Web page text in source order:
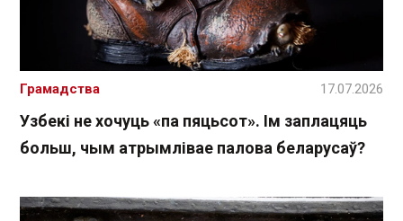
Узбекі не хочуць «па пяцьсот». Ім заплацяць
больш, чым атрымлівае палова беларусаў?
Грамадства 17.07.2026